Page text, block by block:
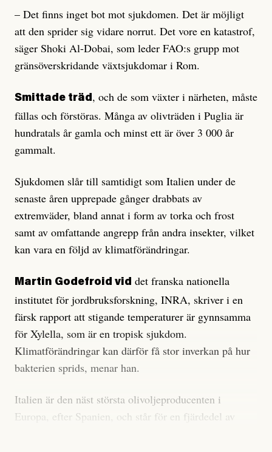
– Det finns inget bot mot sjukdomen. Det är möjligt
att den sprider sig vidare norrut. Det vore en katastrof,
säger Shoki Al-Dobai, som leder FAO:s grupp mot
gränsöverskridande växtsjukdomar i Rom.
Smittade träd, och de som växter i närheten, måste
fällas och förstöras. Många av olivträden i Puglia är
hundratals år gamla och minst ett är över 3 000 år
gammalt.
Sjukdomen slår till samtidigt som Italien under de
senaste åren upprepade gånger drabbats av
extremväder, bland annat i form av torka och frost
samt av omfattande angrepp från andra insekter, vilket
kan vara en följd av klimatförändringar.
Martin Godefroid vid det franska nationella
institutet för jordbruksforskning, INRA, skriver i en
färsk rapport att stigande temperaturer är gynnsamma
för Xylella, som är en tropisk sjukdom.
Klimatförändringar kan därför få stor inverkan på hur
bakterien sprids, menar han.
Italien är den näst största olivoljeproducenten i
Europa, efter Spanien, och står för en fjärdedel av